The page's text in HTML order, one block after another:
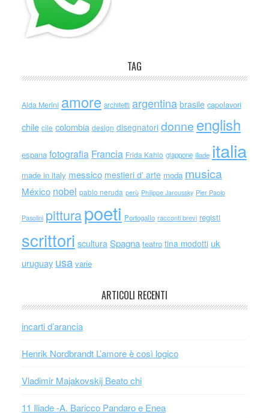
TAG
Alda Merini amore architetti argentina brasile capolavori
chile cile colombia design disegnatori donne english
espana fotografia Francia Frida Kahlo giappone iliade italia
made in italy messico mestieri d' arte moda musica
México nobel pablo neruda perù Philippe Jaroussky Pier Paolo
Pasolini pitturapoeti Portogallo racconti brevi registi
scrittori scultura Spagna teatro tina modotti uk
uruguay usa varie
ARTICOLI RECENTI
incarti d’arancia
Henrik Nordbrandt L’amore è così logico
Vladimir Majakovskij Beato chi
11 Iliade -A. Baricco Pandaro e Enea